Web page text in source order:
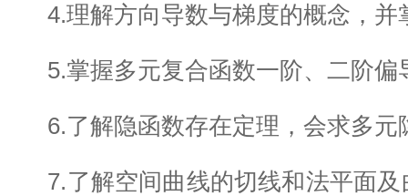
考研信息网【官方站】
4.理解方向导数与梯度的概念，并
5.掌握多元复合函数一阶、二阶偏
6.了解隐函数存在定理，会求多元
7.了解空间曲线的切线和法平面及